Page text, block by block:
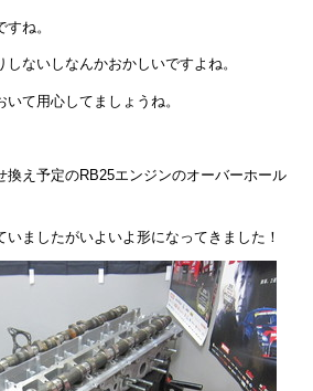
ね。
ないしなんかおかしいですよね。
て用心してましょうね。
換え予定のRB25エンジンのオーバーホール
ましたがいよいよ形になってきました！